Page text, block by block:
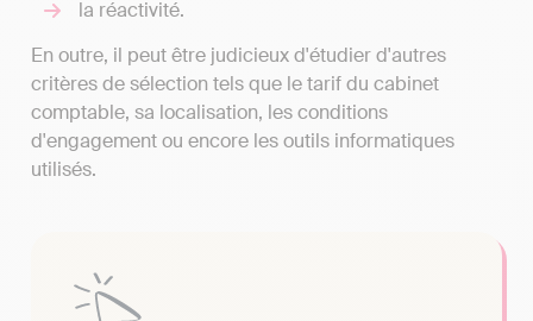
la réactivité.
En outre, il peut être judicieux d'étudier d'autres
critères de sélection tels que le tarif du cabinet
comptable, sa localisation, les conditions
d'engagement ou encore les outils informatiques
utilisés.